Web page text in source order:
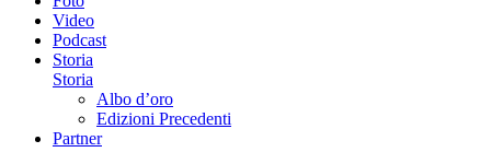
Video
Podcast
Storia
Storia
Albo d’oro
Edizioni Precedenti
Partner